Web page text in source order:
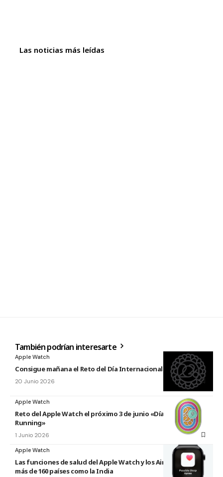
Las noticias más leídas
También podrían interesarte
Apple Watch
Consigue mañana el Reto del Día Internacional del Yoga 2026
20 Junio 2026
Apple Watch
Reto del Apple Watch el próximo 3 de junio «Día Mundial del
Running»
1 Junio 2026
Apple Watch
Las funciones de salud del Apple Watch y los AirPods llegan a
más de 160 países como la India